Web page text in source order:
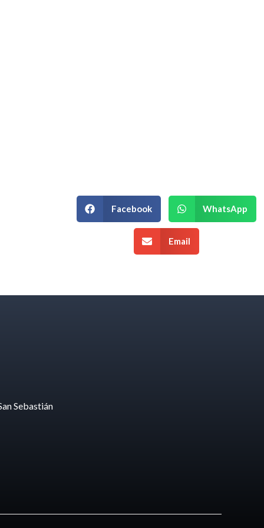
Facebook WhatsApp
Email
Sebastián